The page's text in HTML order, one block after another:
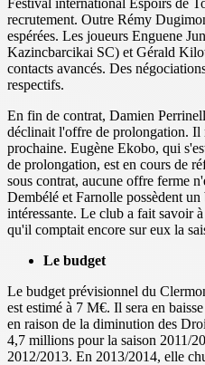
recrutement. Outre Rémy
espérées. Les joueurs Enguene
Kazincbarcikai SC) et Gérald
contacts avancés. Des
respectifs.
En fin de contrat, Damien
déclinait l'offre de prolongation. Il
prochaine. Eugène Ekobo, qui
de prolongation, est en cours de
sous contrat, aucune offre ferme
Dembélé et Farnolle possèdent
intéressante. Le club a fait savoir
qu'il comptait encore sur eux la
Le budget
Le budget prévisionnel du
est estimé à 7 M€. Il sera en
en raison de la diminution des
4,7 millions pour la saison 2011/
2012/2013. En 2013/2014, elle